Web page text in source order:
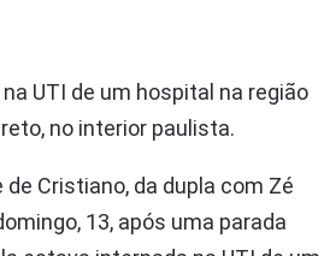
UTI de um hospital na região
no interior paulista.
de Cristiano, da dupla com Zé
13, após uma parada